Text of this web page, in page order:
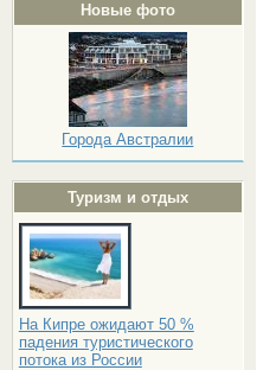
Новые фото
Города Австралии
Туризм и отдых
На Кипре ожидают 50 %
падения туристического
потока из России